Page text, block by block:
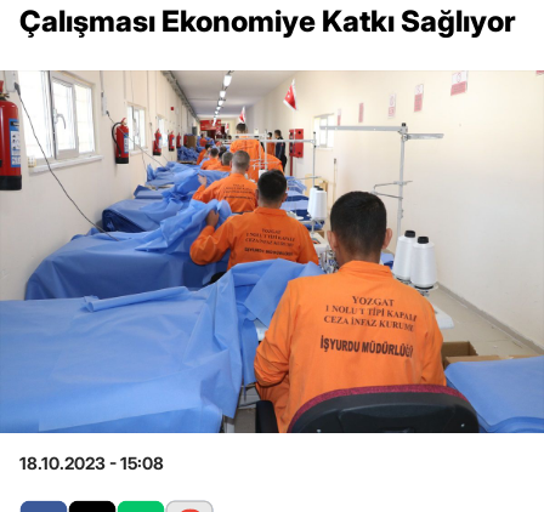
Çalışması Ekonomiye Katkı Sağlıyor
18.10.2023 - 15:08